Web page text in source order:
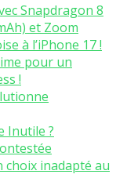
Snapdragon 8
et Zoom
à l’iPhone 17 !
pour un
!
Inutile ?
choix inadapté au